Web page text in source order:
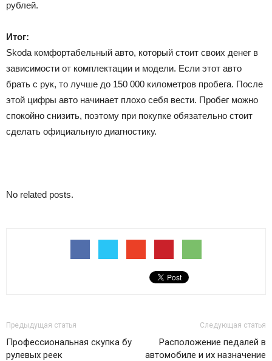
рублей.
Итог:
Skoda комфортабельный авто, который стоит своих денег в
зависимости от комплектации и модели. Если этот авто
брать с рук, то лучше до 150 000 километров пробега. После
этой цифры авто начинает плохо себя вести. Пробег можно
спокойно снизить, поэтому при покупке обязательно стоит
сделать официальную диагностику.
No related posts.
Предыдущая статья
Профессиональная скупка бу
рулевых реек
Следующая статья
Расположение педалей в
автомобиле и их назначение